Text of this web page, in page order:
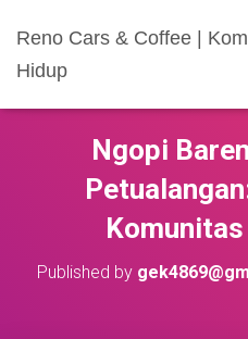
Reno Cars & Coffee |
Hidup
Ngopi
Published by